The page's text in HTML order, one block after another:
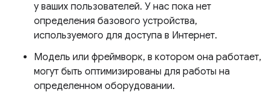
у ваших пользователей. У нас пока нет
определения базового устройства,
используемого для доступа в Интернет.
Модель или фреймворк, в котором она работает,
могут быть оптимизированы для работы на
определенном оборудовании.